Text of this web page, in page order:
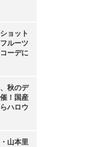
ョット
ルーツ
ーデに
秋のデ
！国産
ハロウ
山本里